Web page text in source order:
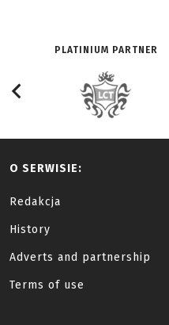
PLATINIUM PARTNER
O SERWISIE:
Redakcja
History
Adverts and partnership
Terms of use